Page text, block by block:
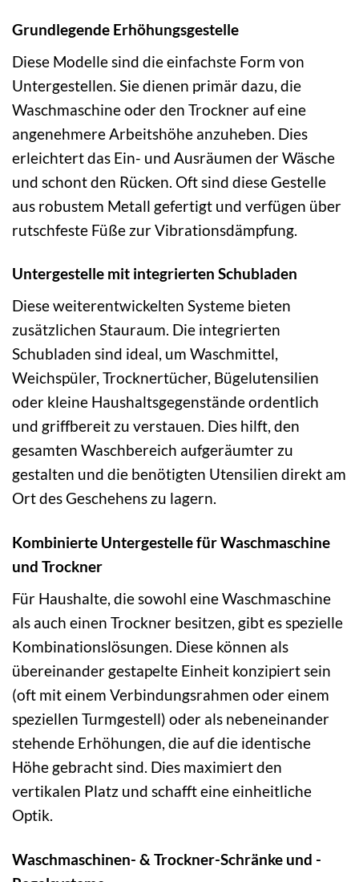
Grundlegende Erhöhungsgestelle
Diese Modelle sind die einfachste Form von
Untergestellen. Sie dienen primär dazu, die
Waschmaschine oder den Trockner auf eine
angenehmere Arbeitshöhe anzuheben. Dies
erleichtert das Ein- und Ausräumen der Wäsche
und schont den Rücken. Oft sind diese Gestelle
aus robustem Metall gefertigt und verfügen über
rutschfeste Füße zur Vibrationsdämpfung.
Untergestelle mit integrierten Schubladen
Diese weiterentwickelten Systeme bieten
zusätzlichen Stauraum. Die integrierten
Schubladen sind ideal, um Waschmittel,
Weichspüler, Trocknertücher, Bügelutensilien
oder kleine Haushaltsgegenstände ordentlich
und griffbereit zu verstauen. Dies hilft, den
gesamten Waschbereich aufgeräumter zu
gestalten und die benötigten Utensilien direkt am
Ort des Geschehens zu lagern.
Kombinierte Untergestelle für Waschmaschine
und Trockner
Für Haushalte, die sowohl eine Waschmaschine
als auch einen Trockner besitzen, gibt es spezielle
Kombinationslösungen. Diese können als
übereinander gestapelte Einheit konzipiert sein
(oft mit einem Verbindungsrahmen oder einem
speziellen Turmgestell) oder als nebeneinander
stehende Erhöhungen, die auf die identische
Höhe gebracht sind. Dies maximiert den
vertikalen Platz und schafft eine einheitliche
Optik.
Waschmaschinen- & Trockner-Schränke und -